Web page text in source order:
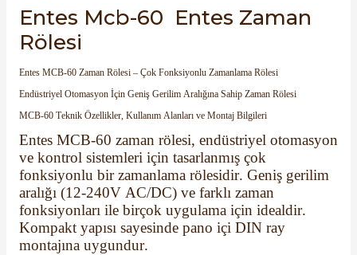
Yol Vericiler
Entes Mcb-60 Entes Zaman
Rölesi
Entes MCB-60 Zaman Rölesi – Çok Fonksiyonlu Zamanlama Rölesi
Endüstriyel Otomasyon İçin Geniş Gerilim Aralığına Sahip Zaman Rölesi
MCB-60 Teknik Özellikler, Kullanım Alanları ve Montaj Bilgileri
Entes MCB-60 zaman rölesi, endüstriyel otomasyon
ve kontrol sistemleri için tasarlanmış çok
fonksiyonlu bir zamanlama rölesidir. Geniş gerilim
aralığı (12-240V AC/DC) ve farklı zaman
fonksiyonları ile birçok uygulama için idealdir.
Kompakt yapısı sayesinde pano içi DIN ray
montajına uygundur.